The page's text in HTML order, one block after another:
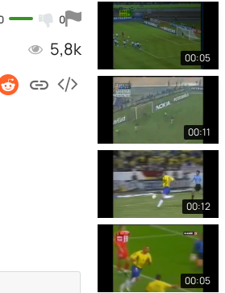
0
5,8k 00:05
00:11
00:12
00:05